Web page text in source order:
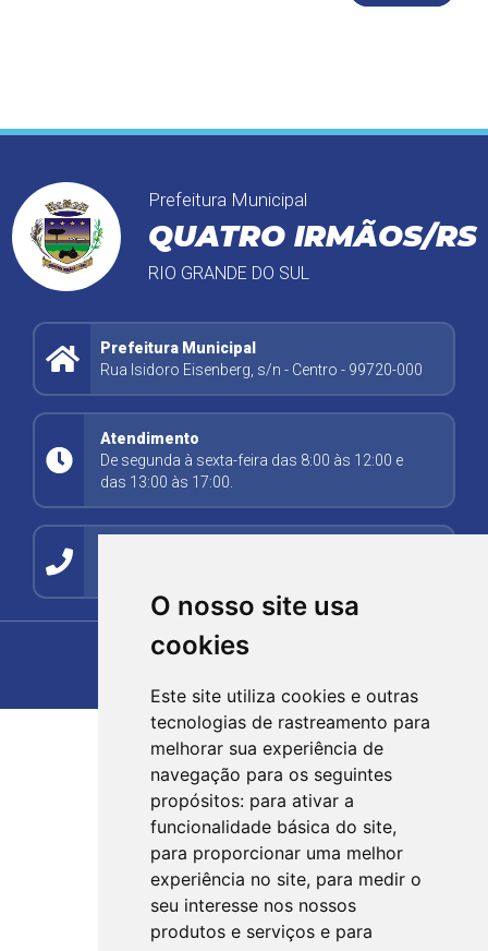
O nosso site usa
cookies
Este site utiliza cookies e outras
tecnologias de rastreamento para
melhorar sua experiência de
navegação para os seguintes
propósitos: para ativar a
funcionalidade básica do site,
para proporcionar uma melhor
experiência no site, para medir o
seu interesse nos nossos
produtos e serviços e para
Prefeitura Municipal
QUATRO IRMÃOS/RS
RIO GRANDE DO SUL
Prefeitura Municipal
Rua Isidoro Eisenberg, s/n - Centro - 99720-000
Atendimento
De segunda à sexta-feira das 8:00 às 12:00 e
das 13:00 às 17:00.